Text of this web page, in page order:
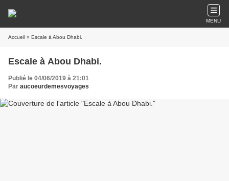
MENU
Accueil » Escale à Abou Dhabi.
Escale à Abou Dhabi.
Publié le 04/06/2019 à 21:01
Par aucoeurdemesvoyages